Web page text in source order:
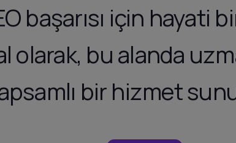
başarısı için hayati
olarak, bu alanda
bir hizmet